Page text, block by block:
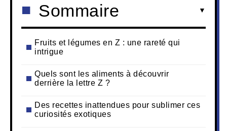
Sommaire
Fruits et légumes en Z : une rareté qui
intrigue
Quels sont les aliments à découvrir
derrière la lettre Z ?
Des recettes inattendues pour sublimer ces
curiosités exotiques